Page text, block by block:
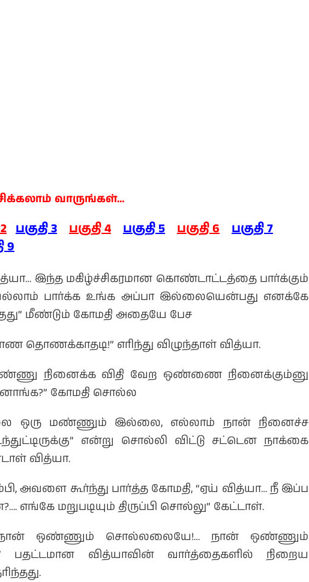
வாருங்கள்…
பகுதி 3 பகுதி 4 பகுதி 5 பகுதி 6
பகுதி 7
9
இந்த மகிழ்ச்சிகரமான கொண்டாட்டத்தை பார்க்கும்
பார்க்க உங்க அப்பா இல்லையென்பது எனக்கே
மீண்டும் கோமதி அதையே பேச
தொணக்காதடி!” எரிந்து விழுந்தாள் வித்யா.
நினைக்க விதி வேற ஒண்ணை நினைக்கும்னு
கோமதி சொல்ல
ஒரு மண்ணும் இல்லை, எல்லாம் நான் நினைச்ச
என்று சொல்லி விட்டு சட்டென நாக்கை
வித்யா.
அவளை கூர்ந்து பார்த்த கோமதி, “ஏய் வித்யா… நீ இப்ப
மறுபடியும் திருப்பி சொல்லு” கேட்டாள்.
ஒண்ணும் சொல்லலையே!… நான் ஒண்ணும்
வித்யாவின் வார்த்தைகளில் நிறைய